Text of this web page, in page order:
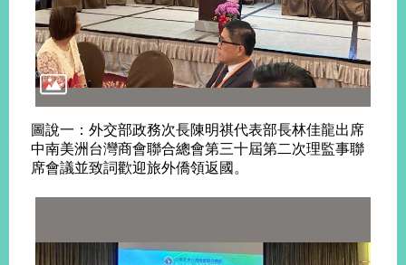
本
部
相
關
站
部 粉
圖說一：外交部政務次長陳明祺代表部長林佳龍出席
中南美洲台灣商會聯合總會第三十屆第二次理監事聯
席會議並致詞歡迎旅外僑領返國。